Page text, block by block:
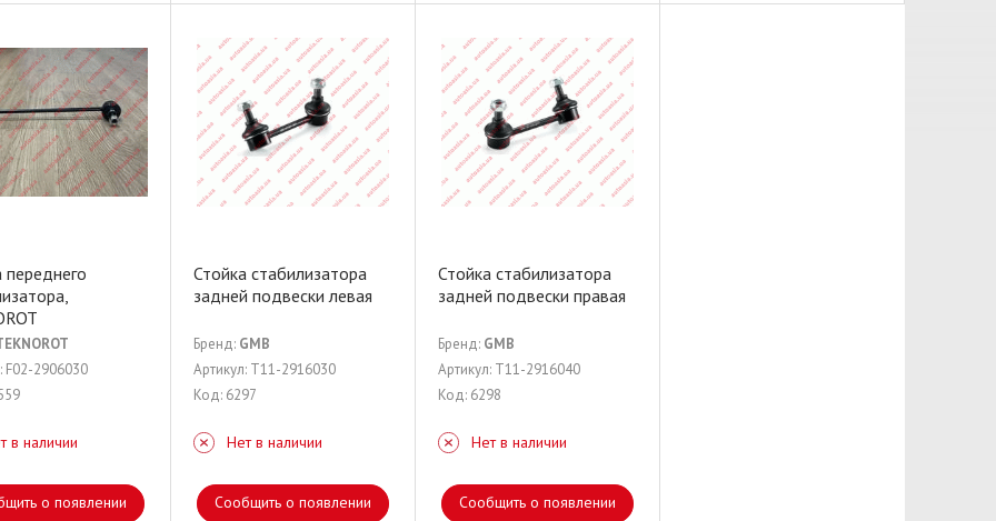
переднего
F02-2906030
в наличии
о появлении
Стойка стабилизатора
задней пoдвески левая
Бренд: GMB
Артикул: T11-2916030
Код: 6297
Нет в наличии
Сообщить о появлении
Стойка стабилизатора
задней пoдвески правая
Бренд: GMB
Артикул: T11-2916040
Код: 6298
Нет в наличии
Сообщить о появлении